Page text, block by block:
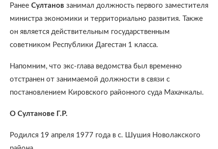
Ранее Султанов занимал должность первого заместителя
министра экономики и территориально развития. Также
он является действительным государственным
советником Республики Дагестан 1 класса.
Напомним, что экс-глава ведомства был временно
отстранен от занимаемой должности в связи с
постановлением Кировского районного суда Махачкалы.
О Султанове Г.Р.
Родился 19 апреля 1977 года в с. Шушия Новолакского